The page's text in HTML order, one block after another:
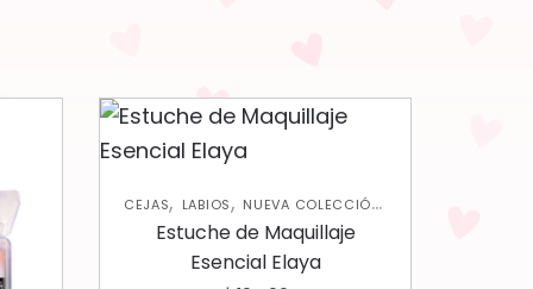
CEJAS, LABIOS, NUEVA COLECCIÓN,
OJOS,PALETAS DE SOMBRAS
Estuche de Maquillaje
Esencial Elaya